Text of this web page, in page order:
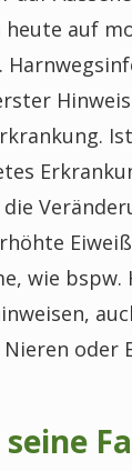
heute auf
wie
oder